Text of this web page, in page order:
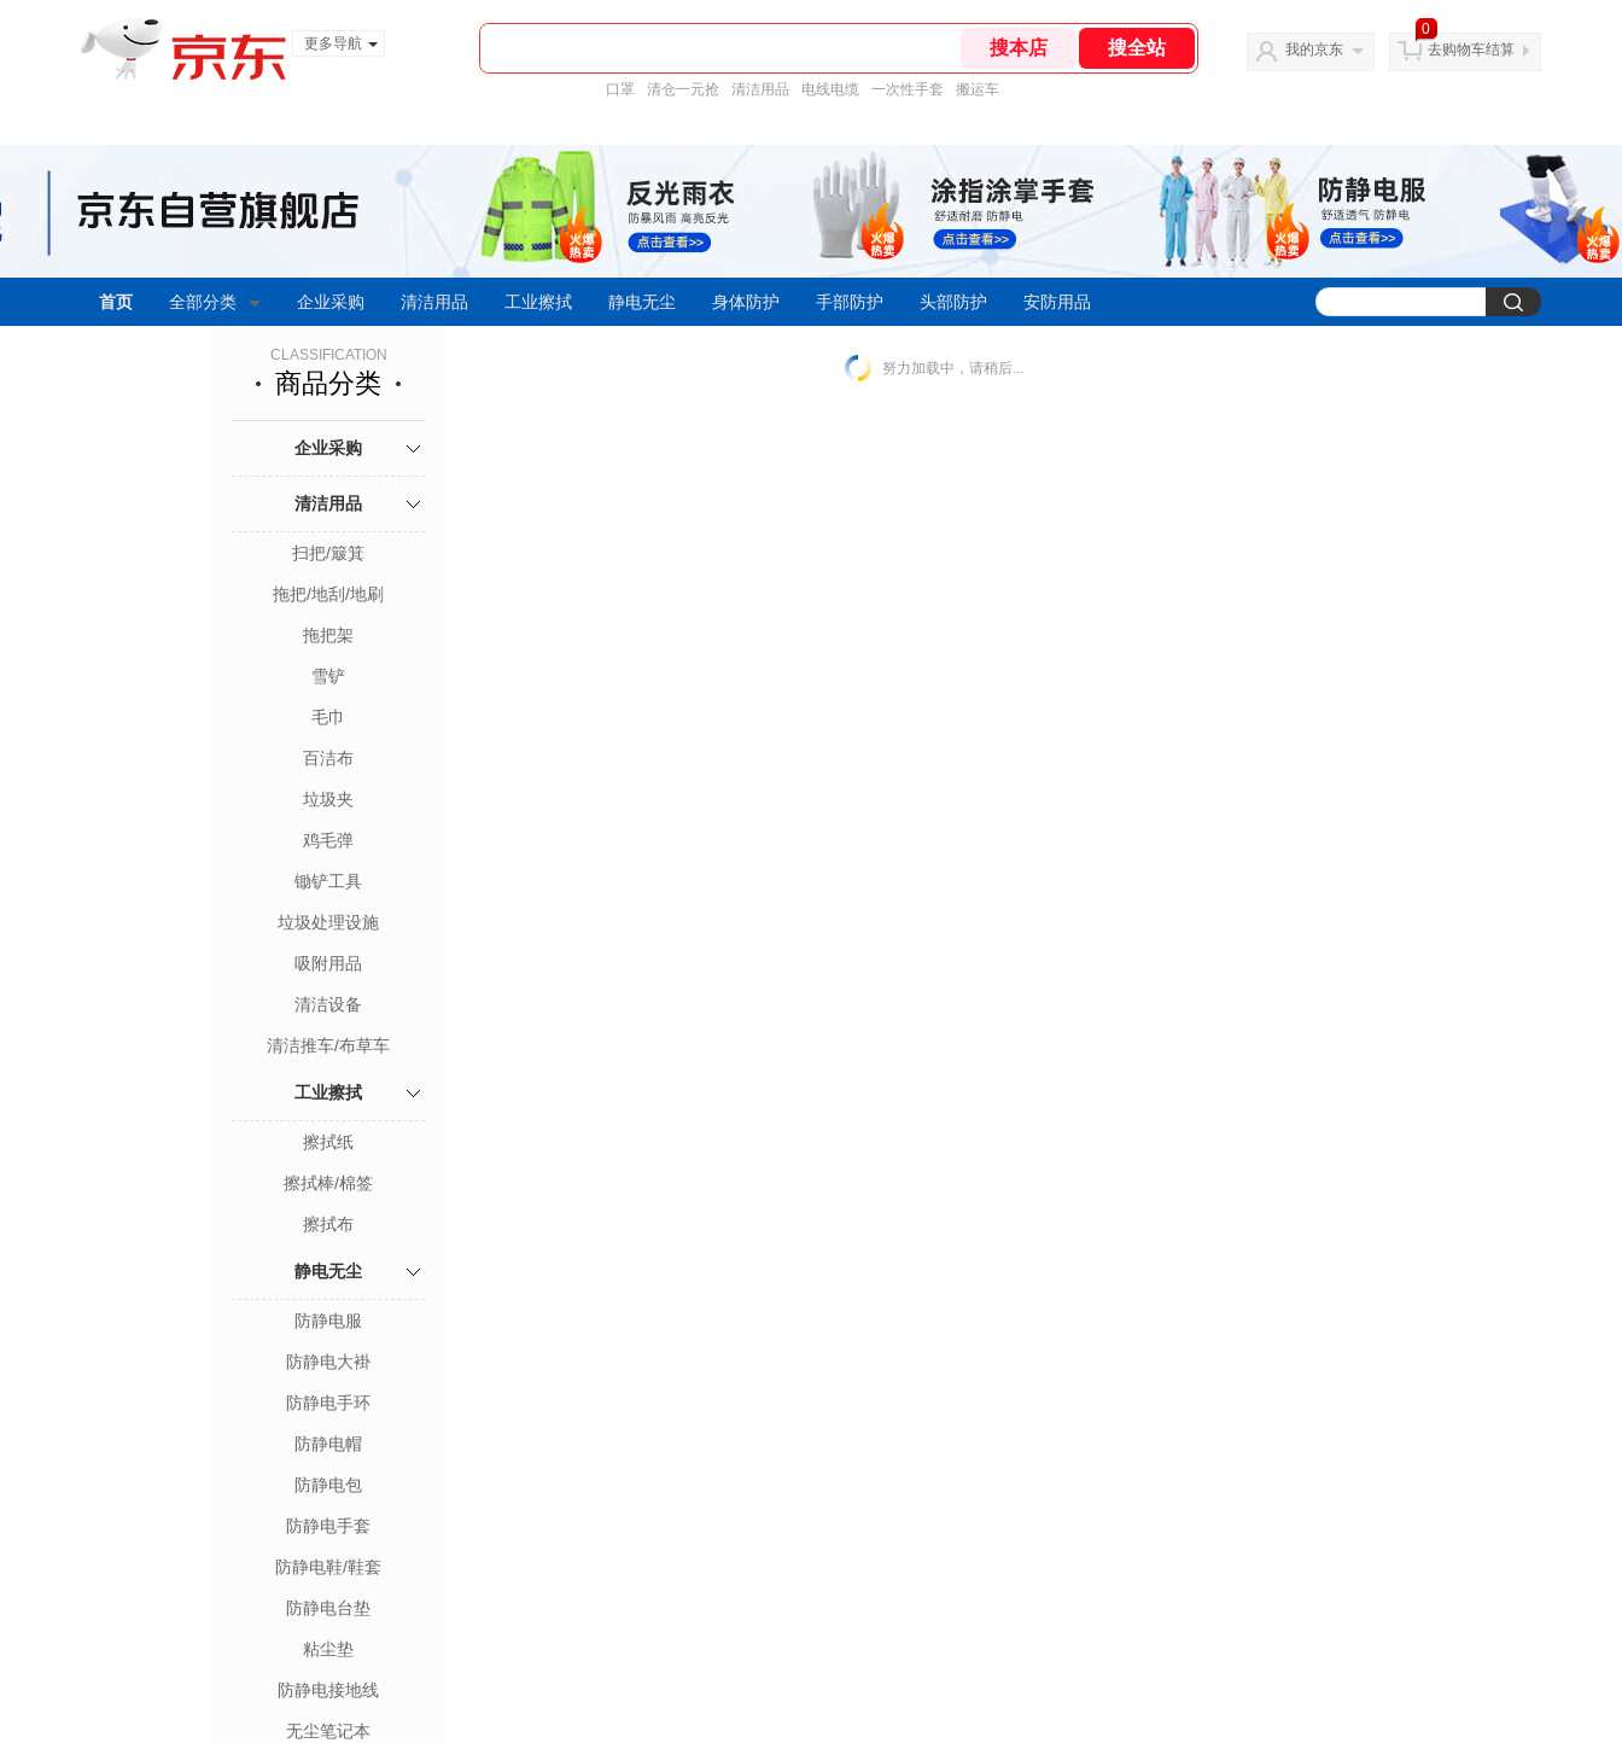
更多导航
口罩 清仓一元抢 清洁用品 电线电缆 一次性手套 搬运车
我的京东
0
去购物车结算
首页 全部分类 企业采购 清洁用品 工业擦拭 静电无尘 身体防护 手部防护 头部防护 安防用品
CLASSIFICATION
商品分类
企业采购
清洁用品
扫把/簸箕
拖把/地刮/地刷
拖把架
雪铲
毛巾
百洁布
垃圾夹
鸡毛弹
锄铲工具
垃圾处理设施
吸附用品
清洁设备
清洁推车/布草车
工业擦拭
擦拭纸
擦拭棒/棉签
擦拭布
静电无尘
防静电服
防静电大褂
防静电手环
防静电帽
防静电包
防静电手套
防静电鞋/鞋套
防静电台垫
粘尘垫
防静电接地线
无尘笔记本
努力加载中，请稍后...